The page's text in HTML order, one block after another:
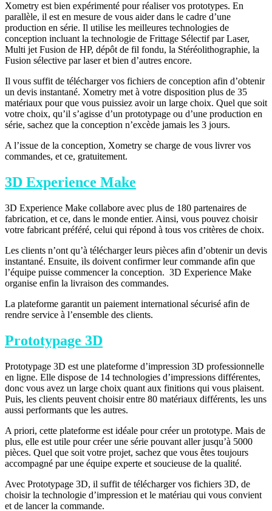
Xometry est bien expérimenté pour réaliser vos prototypes. En
parallèle, il est en mesure de vous aider dans le cadre d’une
production en série. Il utilise les meilleures technologies de
conception incluant la technologie de Frittage Sélectif par Laser,
Multi jet Fusion de HP, dépôt de fil fondu, la Stéréolithographie, la
Fusion sélective par laser et bien d’autres encore.
Il vous suffit de télécharger vos fichiers de conception afin d’obtenir
un devis instantané. Xometry met à votre disposition plus de 35
matériaux pour que vous puissiez avoir un large choix. Quel que soit
votre choix, qu’il s’agisse d’un prototypage ou d’une production en
série, sachez que la conception n’excède jamais les 3 jours.
A l’issue de la conception, Xometry se charge de vous livrer vos
commandes, et ce, gratuitement.
3D Experience Make
3D Experience Make collabore avec plus de 180 partenaires de
fabrication, et ce, dans le monde entier. Ainsi, vous pouvez choisir
votre fabricant préféré, celui qui répond à tous vos critères de choix.
Les clients n’ont qu’à télécharger leurs pièces afin d’obtenir un devis
instantané. Ensuite, ils doivent confirmer leur commande afin que
l’équipe puisse commencer la conception. 3D Experience Make
organise enfin la livraison des commandes.
La plateforme garantit un paiement international sécurisé afin de
rendre service à l’ensemble des clients.
Prototypage 3D
Prototypage 3D est une plateforme d’impression 3D professionnelle
en ligne. Elle dispose de 14 technologies d’impressions différentes,
donc vous avez un large choix quant aux finitions qui vous plaisent.
Puis, les clients peuvent choisir entre 80 matériaux différents, les uns
aussi performants que les autres.
A priori, cette plateforme est idéale pour créer un prototype. Mais de
plus, elle est utile pour créer une série pouvant aller jusqu’à 5000
pièces. Quel que soit votre projet, sachez que vous êtes toujours
accompagné par une équipe experte et soucieuse de la qualité.
Avec Prototypage 3D, il suffit de télécharger vos fichiers 3D, de
choisir la technologie d’impression et le matériau qui vous convient
et de lancer la commande.